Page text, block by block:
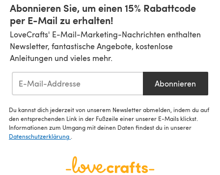
Abonnieren Sie, um einen 15% Rabattcode
per E-Mail zu erhalten!
LoveCrafts' E-Mail-Marketing-Nachrichten enthalten
Newsletter, fantastische Angebote, kostenlose
Anleitungen und vieles mehr.
Abonnieren
Du kannst dich jederzeit von unserem Newsletter abmelden, indem du auf
den entsprechenden Link in der Fußzeile einer unserer E-Mails klickst.
Informationen zum Umgang mit deinen Daten findest du in unserer
Datenschutzerklärung